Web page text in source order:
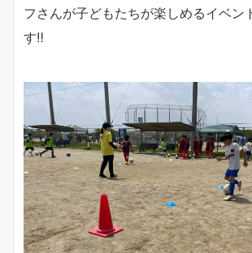
フさんが子どもたちが楽しめるイベン
す‼︎